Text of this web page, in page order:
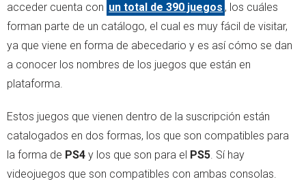
acceder cuenta con un total de 390 juegos , los cuáles
forman parte de un catálogo, el cual es muy fácil de visitar,
ya que viene en forma de abecedario y es así cómo se dan
a conocer los nombres de los juegos que están en
plataforma.
Estos juegos que vienen dentro de la suscripción están
catalogados en dos formas, los que son compatibles para
la forma de PS4 y los que son para el PS5. Sí hay
videojuegos que son compatibles con ambas consolas.